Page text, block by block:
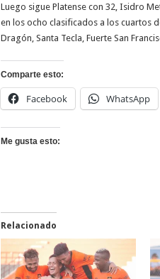
Luego sigue Platense con 32, Isidro
en los ocho clasificados a los cuartos
Dragón, Santa Tecla, Fuerte San
Comparte esto:
Facebook WhatsApp
Me gusta esto:
Relacionado